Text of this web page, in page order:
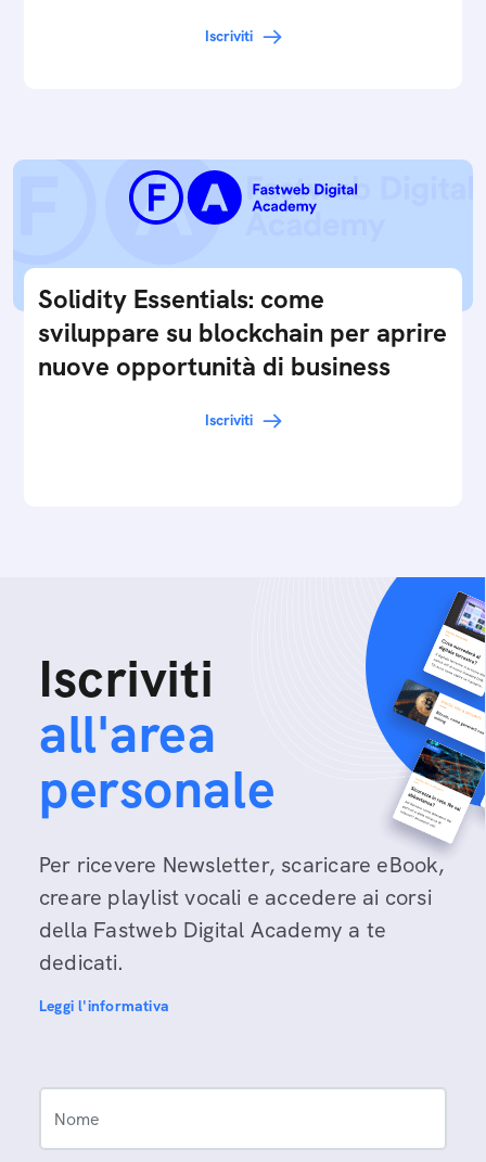
Iscriviti
Solidity Essentials: come
sviluppare su blockchain per aprire
nuove opportunità di business
Iscriviti
Iscriviti
all'area
personale
Per ricevere Newsletter, scaricare eBook,
creare playlist vocali e accedere ai corsi
della Fastweb Digital Academy a te
dedicati.
Leggi l'informativa
Nome